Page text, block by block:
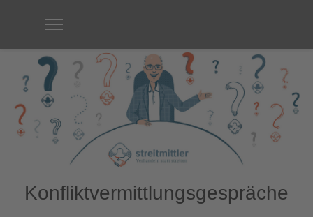
Konfliktvermittlungsgespräche